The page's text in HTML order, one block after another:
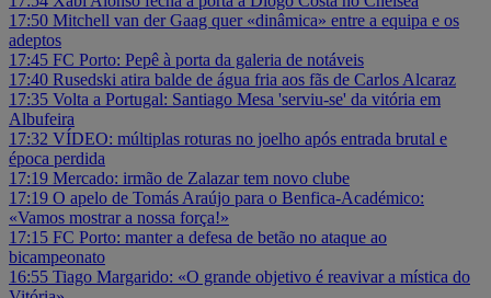
17:50 Mitchell van der Gaag quer «dinâmica» entre a equipa e os
adeptos
17:45 FC Porto: Pepê à porta da galeria de notáveis
17:40 Rusedski atira balde de água fria aos fãs de Carlos Alcaraz
17:35 Volta a Portugal: Santiago Mesa 'serviu-se' da vitória em
Albufeira
17:32 VÍDEO: múltiplas roturas no joelho após entrada brutal e
época perdida
17:19 Mercado: irmão de Zalazar tem novo clube
17:19 O apelo de Tomás Araújo para o Benfica-Académico:
«Vamos mostrar a nossa força!»
17:15 FC Porto: manter a defesa de betão no ataque ao
bicampeonato
16:55 Tiago Margarido: «O grande objetivo é reavivar a mística do